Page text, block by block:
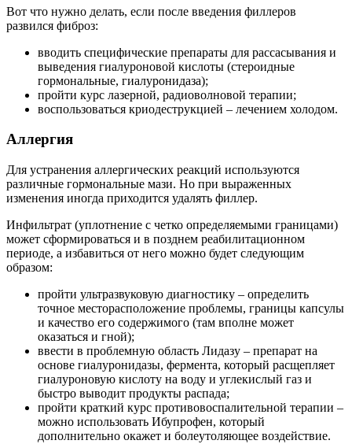
Вот что нужно делать, если после введения филлеров
развился фиброз:
вводить специфические препараты для рассасывания и
выведения гиалуроновой кислоты (стероидные
гормональные, гиалуронидаза);
пройти курс лазерной, радиоволновой терапии;
воспользоваться криодеструкцией – лечением холодом.
Аллергия
Для устранения аллергических реакций используются
различные гормональные мази. Но при выраженных
изменения иногда приходится удалять филлер.
Инфильтрат (уплотнение с четко определяемыми границами)
может сформироваться и в позднем реабилитационном
периоде, а избавиться от него можно будет следующим
образом:
пройти ультразвуковую диагностику – определить
точное месторасположение проблемы, границы капсулы
и качество его содержимого (там вполне может
оказаться и гной);
ввести в проблемную область Лидазу – препарат на
основе гиалуронидазы, фермента, который расщепляет
гиалуроновую кислоту на воду и углекислый газ и
быстро выводит продукты распада;
пройти краткий курс противовоспалительной терапии –
можно использовать Ибупрофен, который
дополнительно окажет и болеутоляющее воздействие.